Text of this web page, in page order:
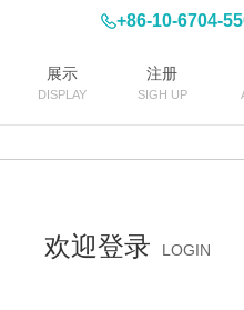
+86-10-6704-
展示
DISPLAY
注册
SIGH UP
欢迎登录 LOGIN